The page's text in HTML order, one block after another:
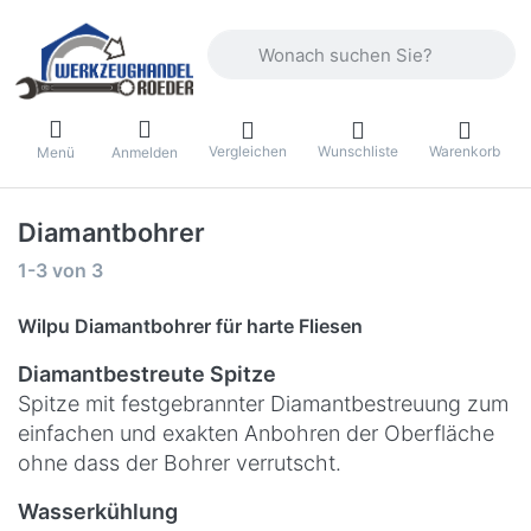
Menü Anmelden Vergleichen Wunschliste Warenkorb
Diamantbohrer
Suchergebnisse:
1-3 von 3
Wilpu Diamantbohrer für harte Fliesen
Diamantbestreute Spitze
Spitze mit festgebrannter Diamantbestreuung zum
einfachen und exakten Anbohren der Oberfläche
ohne dass der Bohrer verrutscht.
Wasserkühlung